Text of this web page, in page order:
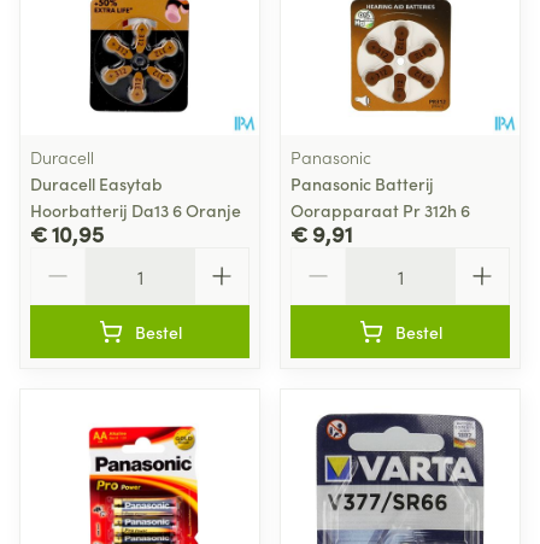
Duracell
Duracell Easytab
Hoorbatterij Da13 6 Oranje
€ 10,95
Bestel
Panasonic
Panasonic Batterij
Oorapparaat Pr 312h 6
€ 9,91
Bestel